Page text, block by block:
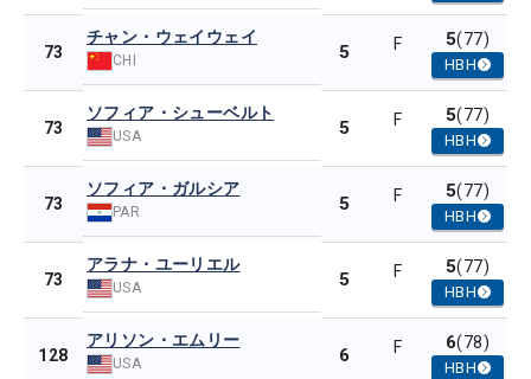
73
チャン・ウェイウェイ
CHI 5 F 5(77)
HBH
73
ソフィア・シューベルト
USA 5 F 5(77)
HBH
73
ソフィア・ガルシア
PAR 5 F 5(77)
HBH
73
アラナ・ユーリエル
USA 5 F 5(77)
HBH
128
アリソン・エムリー
USA 6 F 6(78)
HBH